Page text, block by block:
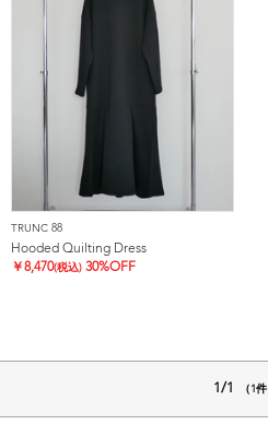
TRUNC 88
Hooded Quilting Dress
￥8,470(税込) 30%OFF
1/1 （1件